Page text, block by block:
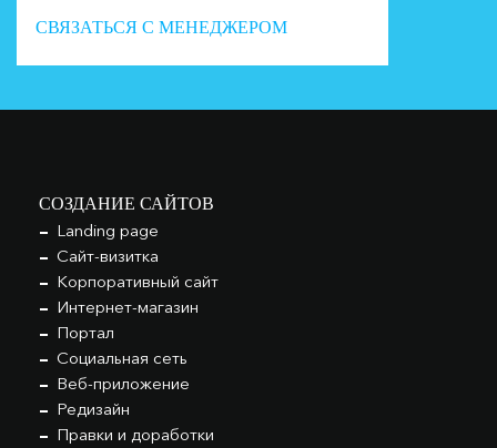
СВЯЗАТЬСЯ С МЕНЕДЖЕРОМ
СОЗДАНИЕ САЙТОВ
Landing page
Сайт-визитка
Корпоративный сайт
Интернет-магазин
Портал
Социальная сеть
Веб-приложение
Редизайн
Правки и доработки